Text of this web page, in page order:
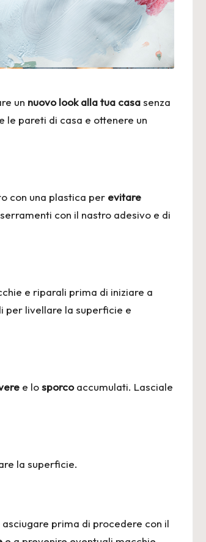
un nuovo look alla tua casasenza
le pareti di casa e ottenere un
con una plastica per evitare
con il nastro adesivo e di
e riparali prima di iniziare a
per livellare la superficie e
e losporcoaccumulati. Lasciale
la superficie.
prima di procedere con il